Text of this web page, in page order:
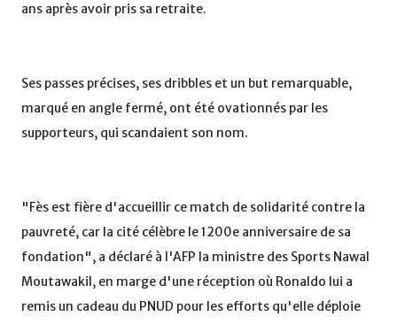
ans après avoir pris sa retraite.
Ses passes précises, ses dribbles et un but remarquable,
marqué en angle fermé, ont été ovationnés par les
supporteurs, qui scandaient son nom.
"Fès est fière d'accueillir ce match de solidarité contre la
pauvreté, car la cité célèbre le 1200e anniversaire de sa
fondation", a déclaré à l'AFP la ministre des Sports Nawal
Moutawakil, en marge d'une réception où Ronaldo lui a
remis un cadeau du PNUD pour les efforts qu'elle déploie